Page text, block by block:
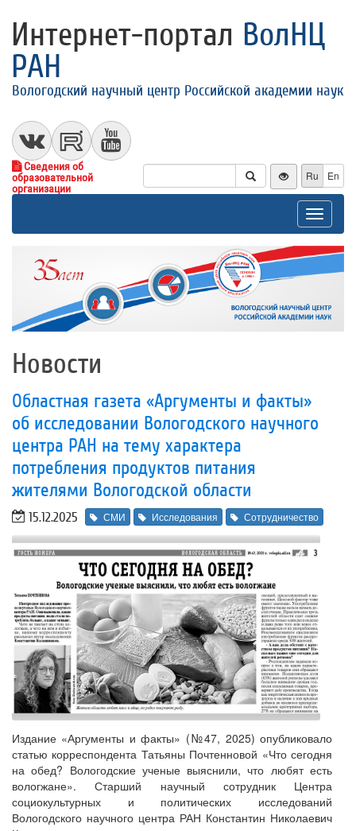
Интернет-портал ВолНЦ
РАН
Вологодский научный центр Российской академии наук
Сведения об
образовательной
организации
Ru En
Toggle
Новости
Областная газета «Аргументы и факты»
об исследовании Вологодского научного
центра РАН на тему характера
потребления продуктов питания
жителями Вологодской области
15.12.2025 СМИ Исследования Сотрудничество
Издание «Аргументы и факты» (№47, 2025) опубликовало
статью корреспондента Татьяны Почтенновой «Что сегодня
на обед? Вологодские ученые выяснили, что любят есть
вологжане». Старший научный сотрудник Центра
социокультурных и политических исследований
Вологодского научного центра РАН Константин Николаевич